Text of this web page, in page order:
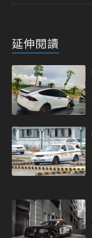
延伸閱讀